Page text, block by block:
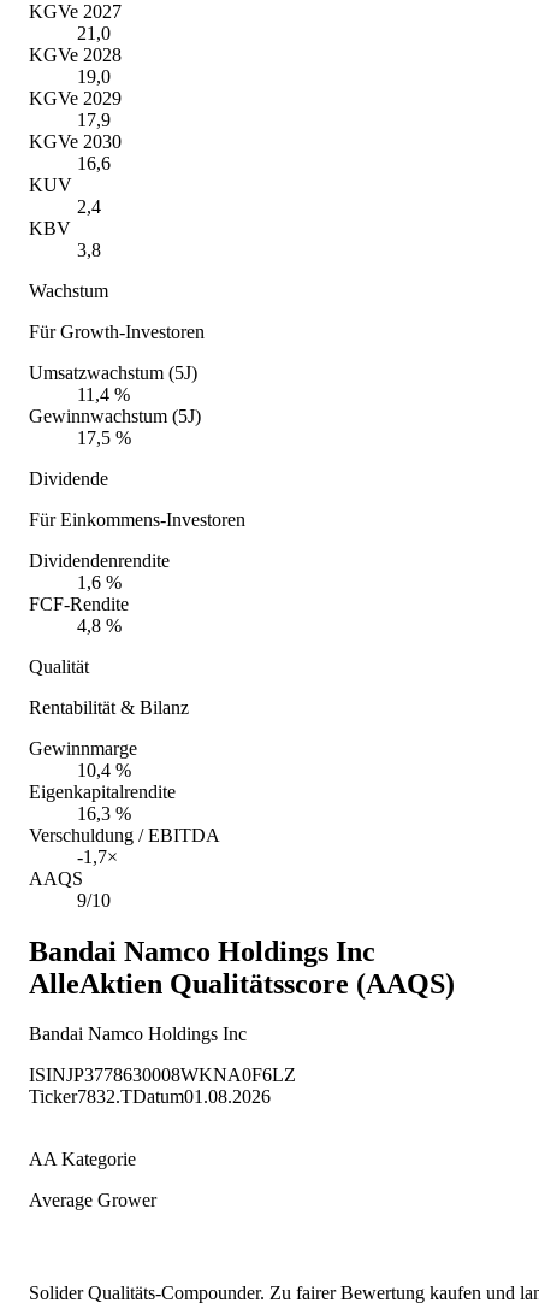
KGVe 2027
21,0
KGVe 2028
19,0
KGVe 2029
17,9
KGVe 2030
16,6
KUV
2,4
KBV
3,8
Wachstum
Für Growth-Investoren
Umsatzwachstum (5J)
11,4 %
Gewinnwachstum (5J)
17,5 %
Dividende
Für Einkommens-Investoren
Dividendenrendite
1,6 %
FCF-Rendite
4,8 %
Qualität
Rentabilität & Bilanz
Gewinnmarge
10,4 %
Eigenkapitalrendite
16,3 %
Verschuldung / EBITDA
-1,7×
AAQS
9/10
Bandai Namco Holdings Inc
AlleAktien Qualitätsscore (AAQS)
Bandai Namco Holdings Inc
ISINJP3778630008WKNA0F6LZ
Ticker7832.TDatum01.08.2026
AA Kategorie
Average Grower
Solider Qualitäts-Compounder. Zu fairer Bewertung kaufen und